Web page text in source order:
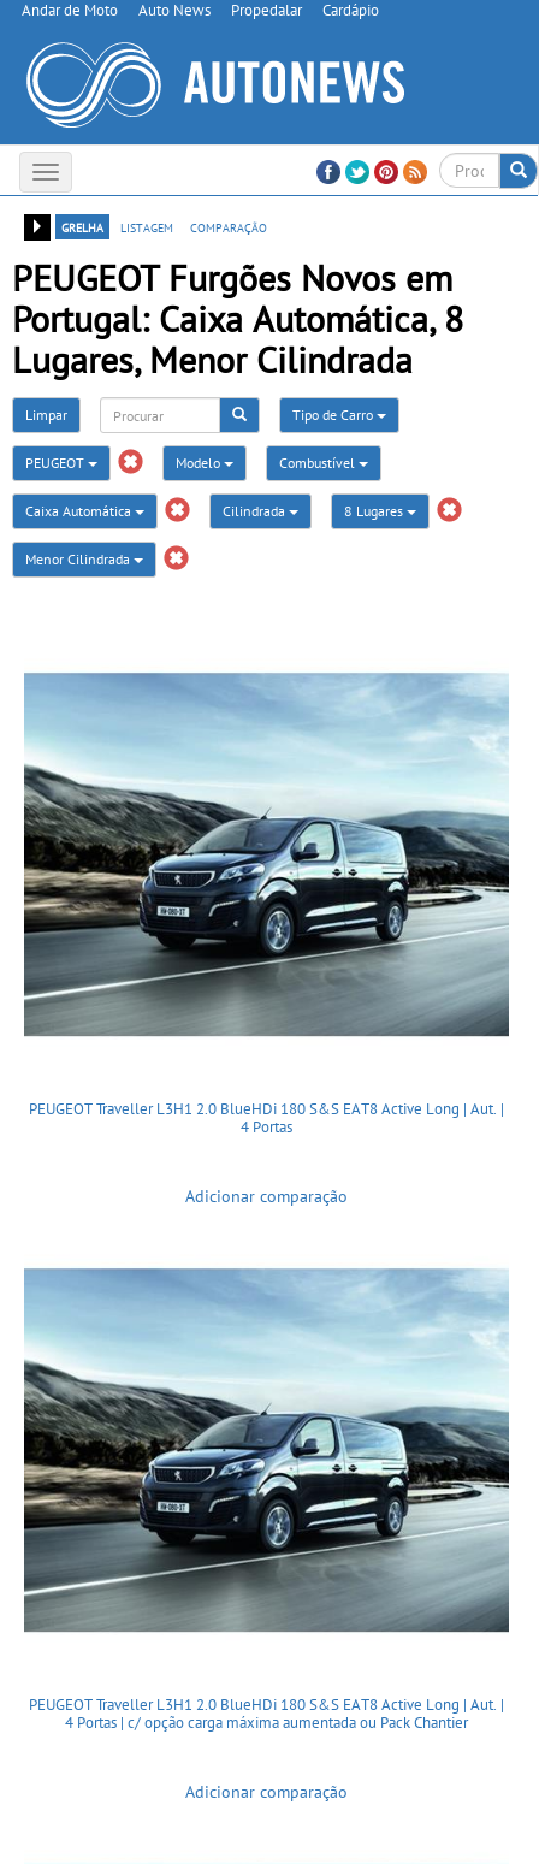
Andar de Moto Auto News Propedalar Cardápio
Toggle
navigation
grelha
listagem comparação
PEUGEOT Furgões Novos em
Portugal: Caixa Automática, 8
Lugares, Menor Cilindrada
Limpar Tipo de Carro
PEUGEOT Modelo Combustível
Caixa Automática Cilindrada 8 Lugares
Menor Cilindrada
PEUGEOT Traveller L3H1 2.0 BlueHDi 180 S&S EAT8 Active Long | Aut. |
4 Portas
Adicionar comparação
PEUGEOT Traveller L3H1 2.0 BlueHDi 180 S&S EAT8 Active Long | Aut. |
4 Portas | c/ opção carga máxima aumentada ou Pack Chantier
Adicionar comparação